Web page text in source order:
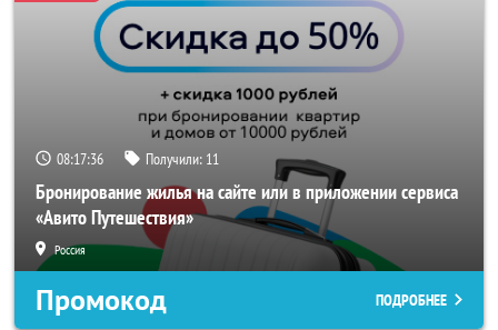
08:17:35 Получили: 11
Бронирование жилья на сайте или в приложении сервиса
«Авито Путешествия»
Россия
Промокод ПОДРОБНЕЕ